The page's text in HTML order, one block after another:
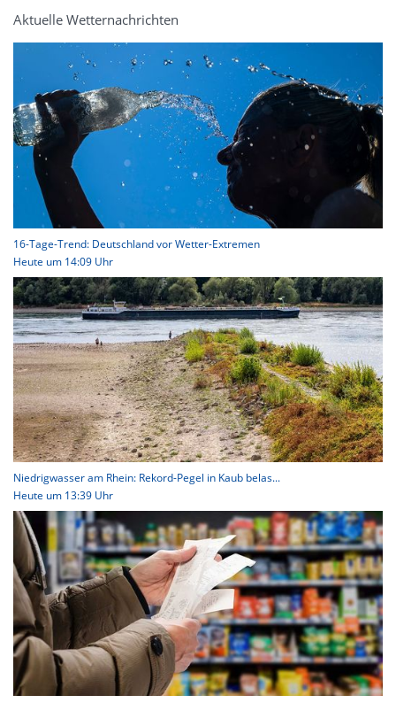
Aktuelle Wetternachrichten
16-Tage-Trend: Deutschland vor Wetter-Extremen
Heute um 14:09 Uhr
Niedrigwasser am Rhein: Rekord-Pegel in Kaub belas...
Heute um 13:39 Uhr